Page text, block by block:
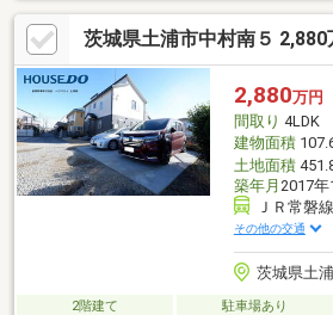
ハウスのお家探し》（1）当社提携銀行ご
（最低金利基準）、団体信用生命保険（全
証付）（2）自己資金0円、勤続1年未満、
告等の住宅購入サポート（3）諸費用ロー
紹介
茨城県土浦市中村南５ 2,880
2,880万円
間取り 4LDK
建物面積
土地面積
築年月 2017
ＪＲ常磐
その他の交通
茨城県土
2階建て 駐車場あり